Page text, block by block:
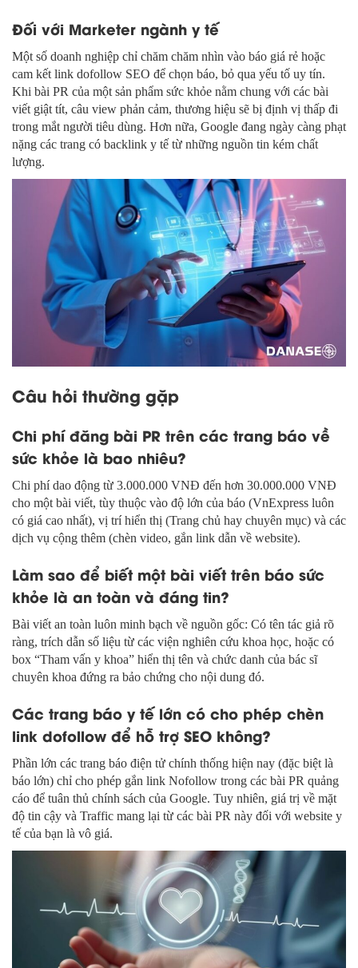
Đối với Marketer ngành y tế
Một số doanh nghiệp chỉ chăm chăm nhìn vào báo giá rẻ hoặc
cam kết link dofollow SEO để chọn báo, bỏ qua yếu tố uy tín.
Khi bài PR của một sản phẩm sức khỏe nằm chung với các bài
viết giật tít, câu view phản cảm, thương hiệu sẽ bị định vị thấp đi
trong mắt người tiêu dùng. Hơn nữa, Google đang ngày càng phạt
nặng các trang có backlink y tế từ những nguồn tin kém chất
lượng.
Câu hỏi thường gặp
Chi phí đăng bài PR trên các trang báo về
sức khỏe là bao nhiêu?
Chi phí dao động từ 3.000.000 VNĐ đến hơn 30.000.000 VNĐ
cho một bài viết, tùy thuộc vào độ lớn của báo (VnExpress luôn
có giá cao nhất), vị trí hiển thị (Trang chủ hay chuyên mục) và các
dịch vụ cộng thêm (chèn video, gắn link dẫn về website).
Làm sao để biết một bài viết trên báo sức
khỏe là an toàn và đáng tin?
Bài viết an toàn luôn minh bạch về nguồn gốc: Có tên tác giả rõ
ràng, trích dẫn số liệu từ các viện nghiên cứu khoa học, hoặc có
box “Tham vấn y khoa” hiển thị tên và chức danh của bác sĩ
chuyên khoa đứng ra bảo chứng cho nội dung đó.
Các trang báo y tế lớn có cho phép chèn
link dofollow để hỗ trợ SEO không?
Phần lớn các trang báo điện tử chính thống hiện nay (đặc biệt là
báo lớn) chỉ cho phép gắn link Nofollow trong các bài PR quảng
cáo để tuân thủ chính sách của Google. Tuy nhiên, giá trị về mặt
độ tin cậy và Traffic mang lại từ các bài PR này đối với website y
tế của bạn là vô giá.